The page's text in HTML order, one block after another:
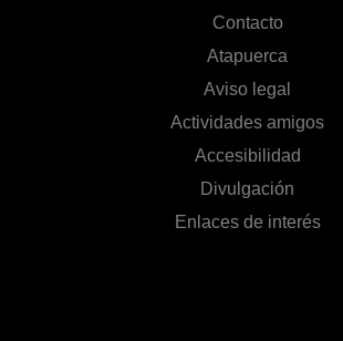
Contacto
Atapuerca
Aviso legal
Actividades amigos
Accesibilidad
Divulgación
Enlaces de interés